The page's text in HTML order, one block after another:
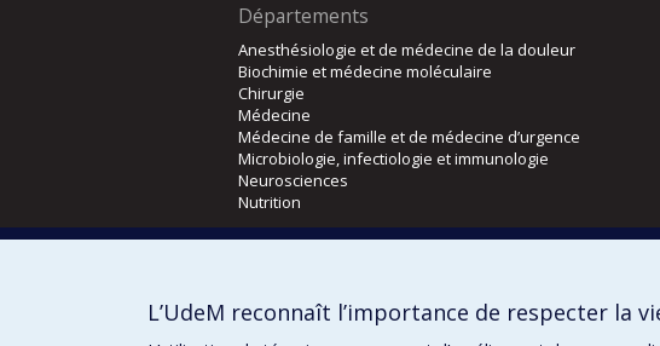
Départements
Anesthésiologie et de médecine de la douleur
Biochimie et médecine moléculaire
Chirurgie
Médecine
Médecine de famille et de médecine d’urgence
Microbiologie, infectiologie et immunologie
Neurosciences
Nutrition
Orthophonie et audiologie
L’UdeM reconnaît l’importance de respecter la